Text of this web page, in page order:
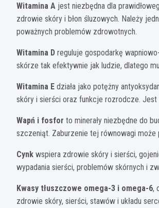
Witamina A jest niezbędna dla
zdrowie skóry i błon śluzowych. Należy
poważnych problemów zdrowotnych.
Witamina D reguluje gospodarkę
skórze tak efektywnie jak ludzie, dlatego
Witamina E działa jako potężny
skóry i sierści oraz funkcje rozrodcze.
Wapń i fosfor to minerały niezbędne do
szczeniąt. Zaburzenie tej równowagi
Cynk wspiera zdrowie skóry i sierści,
wypadania sierści, problemów skórnych i
Kwasy tłuszczowe omega-3 i omega-6,
zdrowie skóry, sierści, stawów i układu